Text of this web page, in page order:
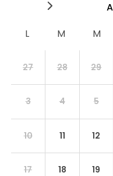
27 28 29
3 4 5
10 11 12
17 18 19